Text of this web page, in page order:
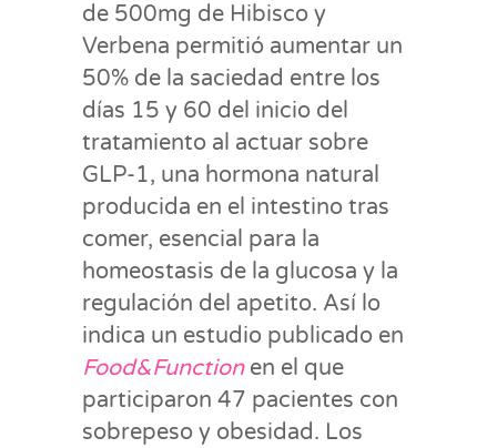
de 500mg de Hibisco y
Verbena permitió aumentar un
50% de la saciedad entre los
días 15 y 60 del inicio del
tratamiento al actuar sobre
GLP-1, una hormona natural
producida en el intestino tras
comer, esencial para la
homeostasis de la glucosa y la
regulación del apetito. Así lo
indica un estudio publicado en
Food&Function en el que
participaron 47 pacientes con
sobrepeso y obesidad. Los